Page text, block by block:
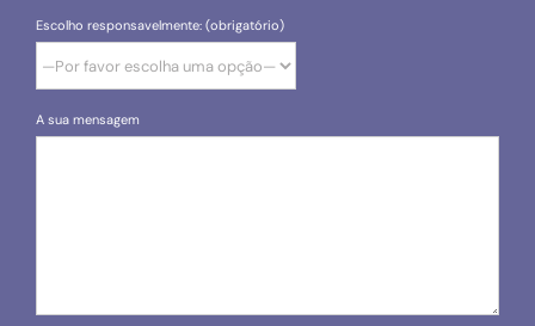
Escolho responsavelmente: (obrigatório)
A sua mensagem